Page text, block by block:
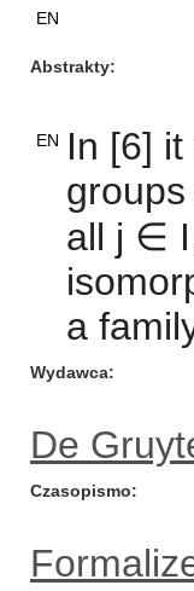
EN
Abstrakty
EN
In [6]
all j ∈
a
Wydawca
De
Czasopismo